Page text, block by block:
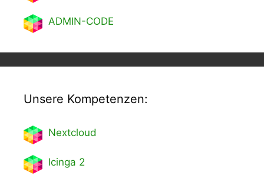
ADMIN-CODE
Unsere Kompetenzen:
Nextcloud
Icinga 2